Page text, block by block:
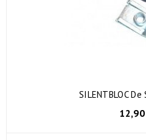
SILENTBLOC